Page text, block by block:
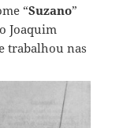
“Suzano”
Joaquim
trabalhou nas